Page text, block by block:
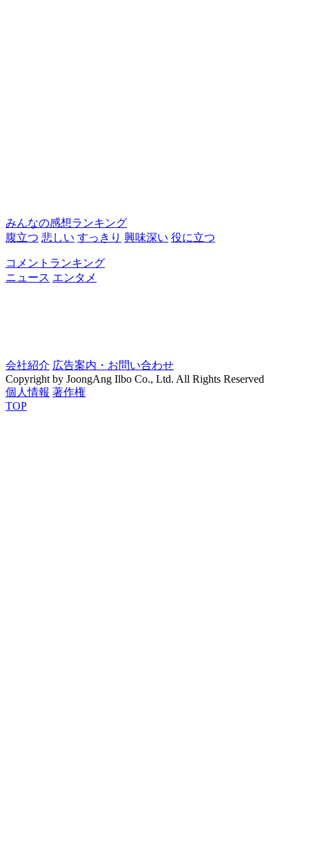
みんなの感想ランキング
腹立つ 悲しい すっきり 興味深い 役に立つ
コメントランキング
ニュース エンタメ
会社紹介 広告案内・お問い合わせ
Copyright by JoongAng Ilbo Co., Ltd. All Rights Reserved
個人情報 著作権
TOP